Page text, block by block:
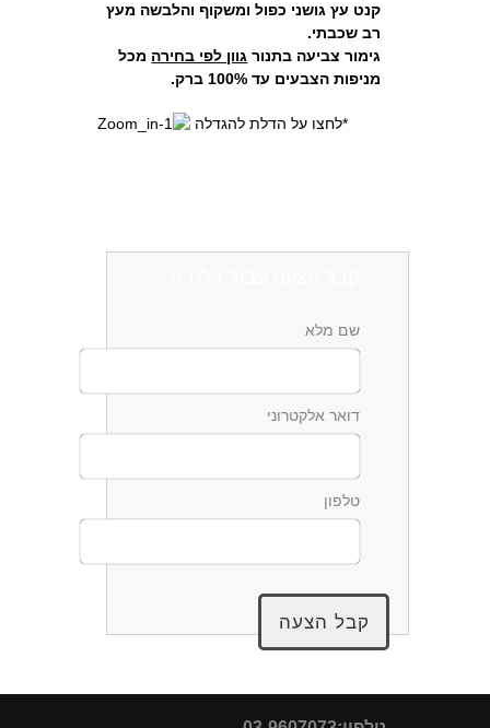
קנט עץ גושני כפול ומשקוף והלבשה מעץ
רב שכבתי.
גימור צביעה בתנור גוון לפי בחירה מכל
מניפות הצבעים עד 100% ברק.
*לחצו על הדלת להגדלה
שם מלא
דואר אלקטרוני
טלפון